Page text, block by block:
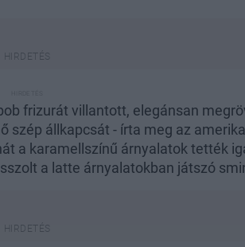
frizurát villantott, elegánsan
szép állkapcsát - írta meg az
a karamellszínű árnyalatok tették
a latte árnyalatokban játszó